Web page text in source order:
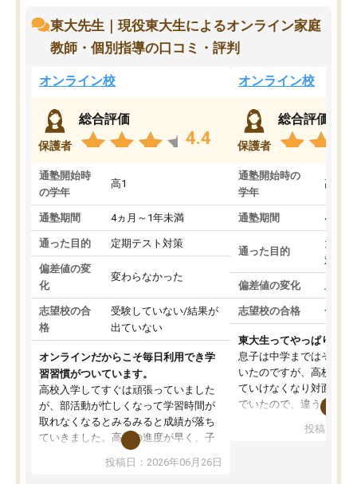
東大先生｜現役東大生によるオンライン家庭
教師・個別指導の口コミ・評判
オンライン校
保護者
総合評価
4.4
通塾開始時
の学年
高1
通塾期間 4ヵ月～1年未満
通った目的 定期テスト対策
偏差値の変
化
変わらなかった
志望校の合
格
受験していない/結果が
出ていない
オンラインだからこそ毎日利用でき学
習習慣がついています。
高校入学してすぐは頑張っていました
が、部活動が忙しくなって学習時間が
取れなくなるとみるみると成績が落ち
ていきました。高校の進度が早く、子
供も家に帰って勉強の話すると嫌な反
応を示します。東大先生にお願いして
投稿日：2026年06月26日
オンライン校
保護者
総合評価
通塾開始時の
学年
高3
通塾期間 4ヵ月
通った目的
大学
対策
偏差値の変化 上が
志望校の合格 合格
東大生ってやっぱりすご
息子は中学まではそこそ
いたのですが、高校に入
ていけなくなり対面の塾
でいたので、違うアプロ
で、当初は模試でD判定
投稿日：